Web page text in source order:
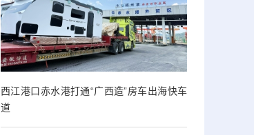
西江港口赤水港打通“广西造”房车出海快车
道